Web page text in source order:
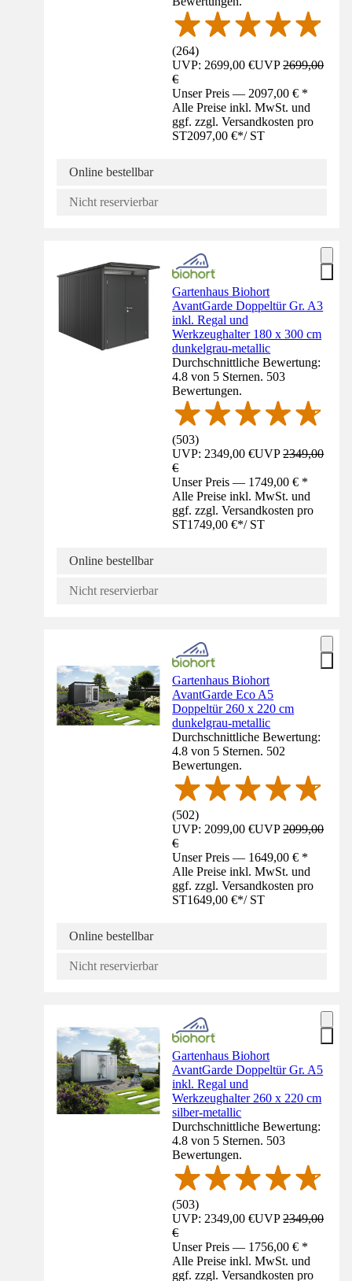
(264)
UVP: 2699,00 €UVP2699,00
€
Unser Preis — 2097,00 € *
Alle Preise inkl. MwSt. und
ggf. zzgl. Versandkosten pro
ST2097,00 €*/ ST
Online bestellbar
Nicht reservierbar
Gartenhaus Biohort
AvantGarde Doppeltür Gr. A3
inkl. Regal und
Werkzeughalter 180 x 300 cm
dunkelgrau-metallic
Durchschnittliche Bewertung:
4.8 von 5 Sternen. 503
Bewertungen.
(503)
UVP: 2349,00 €UVP2349,00
€
Unser Preis — 1749,00 € *
Alle Preise inkl. MwSt. und
ggf. zzgl. Versandkosten pro
ST1749,00 €*/ ST
Online bestellbar
Nicht reservierbar
Gartenhaus Biohort
AvantGarde Eco A5
Doppeltür 260 x 220 cm
dunkelgrau-metallic
Durchschnittliche Bewertung:
4.8 von 5 Sternen. 502
Bewertungen.
(502)
UVP: 2099,00 €UVP2099,00
€
Unser Preis — 1649,00 € *
Alle Preise inkl. MwSt. und
ggf. zzgl. Versandkosten pro
ST1649,00 €*/ ST
Online bestellbar
Nicht reservierbar
Gartenhaus Biohort
AvantGarde Doppeltür Gr. A5
inkl. Regal und
Werkzeughalter 260 x 220 cm
silber-metallic
Durchschnittliche Bewertung:
4.8 von 5 Sternen. 503
Bewertungen.
(503)
UVP: 2349,00 €UVP2349,00
€
Unser Preis — 1756,00 € *
Alle Preise inkl. MwSt. und
ggf. zzgl. Versandkosten pro